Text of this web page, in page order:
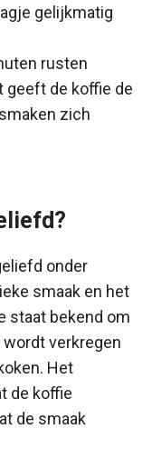
gelijkmatig
rusten
geeft de koffie de
zich
onder
smaak en het
staat bekend om
verkregen
Het
de koffie
de smaak